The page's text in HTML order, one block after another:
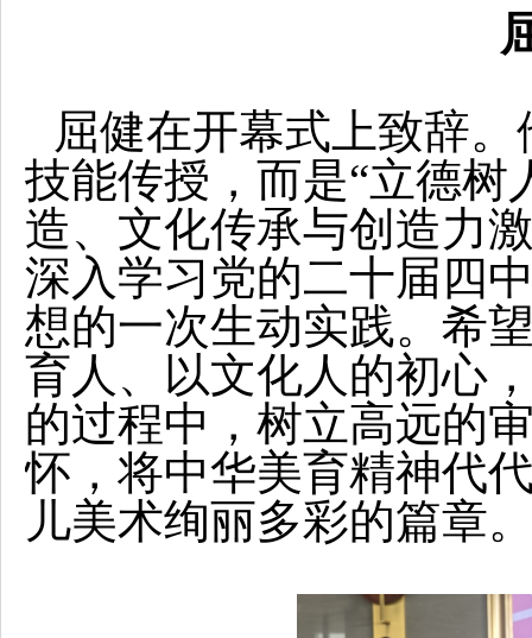
屈健在开幕式上致辞
技能传授，而是“立德树
造、文化传承与创造力
深入学习党的二十届四
想的一次生动实践。希
育人、以文化人的初心
的过程中，树立高远的
怀，将中华美育精神代
儿美术绚丽多彩的篇章